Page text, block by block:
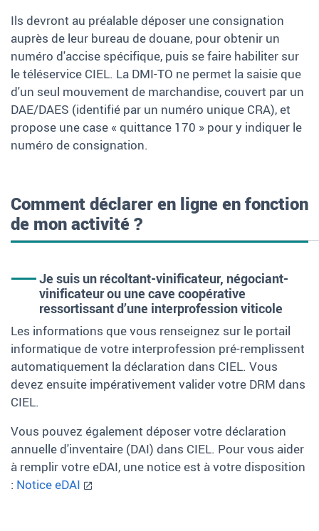
Ils devront au préalable déposer une consignation
auprès de leur bureau de douane, pour obtenir un
numéro d'accise spécifique, puis se faire habiliter sur
le téléservice CIEL. La DMI-TO ne permet la saisie que
d'un seul mouvement de marchandise, couvert par un
DAE/DAES (identifié par un numéro unique CRA), et
propose une case « quittance 170 » pour y indiquer le
numéro de consignation.
Comment déclarer en ligne en fonction
de mon activité ?
Je suis un récoltant-vinificateur, négociant-
vinificateur ou une cave coopérative
ressortissant d’une interprofession viticole
Les informations que vous renseignez sur le portail
informatique de votre interprofession pré-remplissent
automatiquement la déclaration dans CIEL. Vous
devez ensuite impérativement valider votre DRM dans
CIEL.
Vous pouvez également déposer votre déclaration
annuelle d'inventaire (DAI) dans CIEL. Pour vous aider
à remplir votre eDAI, une notice est à votre disposition
: Notice eDAI